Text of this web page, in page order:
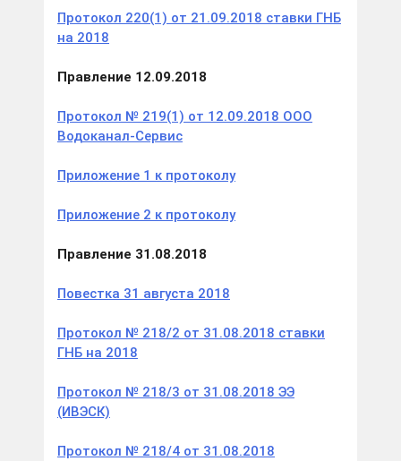
Протокол 220(1) от 21.09.2018 ставки ГНБ
на 2018
Правление 12.09.2018
Протокол № 219(1) от 12.09.2018 ООО
Водоканал-Сервис
Приложение 1 к протоколу
Приложение 2 к протоколу
Правление 31.08.2018
Повестка 31 августа 2018
Протокол № 218/2 от 31.08.2018 ставки
ГНБ на 2018
Протокол № 218/3 от 31.08.2018 ЭЭ
(ИВЭСК)
Протокол № 218/4 от 31.08.2018